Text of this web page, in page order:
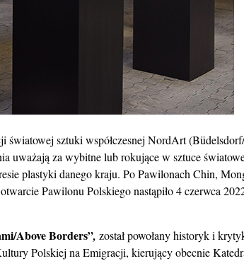
światowej sztuki współczesnej NordArt
uważają za wybitne lub rokujące w sztuce
plastyki danego kraju. Po Pawilonach Chin,
Pawilonu Polskiego nastąpiło 4 czerwca
Above Borders”, został powołany historyk i
Polskiej na Emigracji, kierujący obecnie